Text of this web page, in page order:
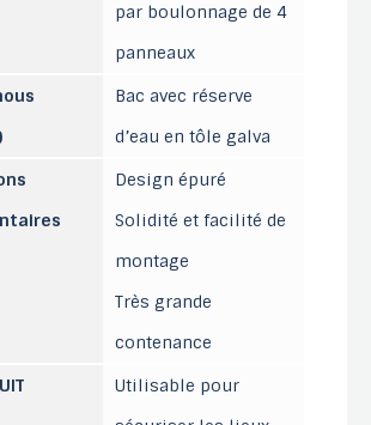
par boulonnage de 4
panneaux
Bac avec réserve
d’eau en tôle galva
Design épuré
Solidité et facilité de
montage
Très grande
contenance
Utilisable pour